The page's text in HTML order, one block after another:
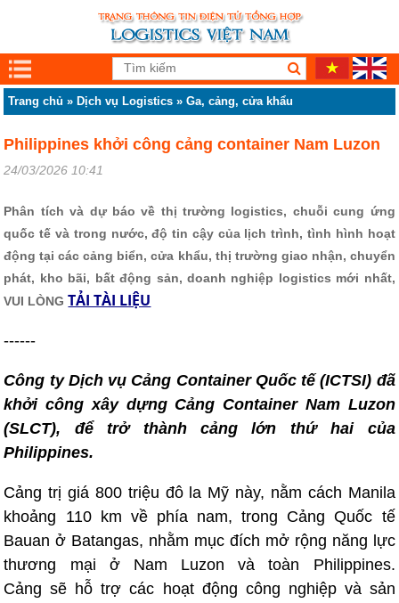
Trang chủ » Dịch vụ Logistics »Ga, cảng, cửa khẩu
Philippines khởi công cảng container Nam Luzon
24/03/2026 10:41
Phân tích và dự báo về thị trường logistics, chuỗi cung ứng
quốc tế và trong nước, độ tin cậy của lịch trình, tình hình hoạt
động tại các cảng biển, cửa khẩu, thị trường giao nhận, chuyển
phát, kho bãi, bất động sản, doanh nghiệp logistics mới nhất,
VUI LÒNGTẢI TÀI LIỆU
------
Công ty Dịch vụ Cảng Container Quốc tế (ICTSI) đã
khởi công xây dựng Cảng Container Nam Luzon
(SLCT), để trở thành cảng lớn thứ hai của
Philippines.
Cảng trị giá 800 triệu đô la Mỹ này, nằm cách Manila
khoảng 110 km về phía nam, trong Cảng Quốc tế
Bauan ở Batangas, nhằm mục đích mở rộng năng lực
thương mại ở Nam Luzon và toàn Philippines.
Cảng sẽ hỗ trợ các hoạt động công nghiệp và sản